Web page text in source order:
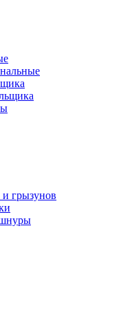
грызунов